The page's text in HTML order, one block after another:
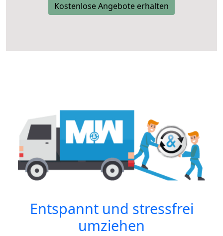
Kostenlose Angebote erhalten
Entspannt und stressfrei
umziehen